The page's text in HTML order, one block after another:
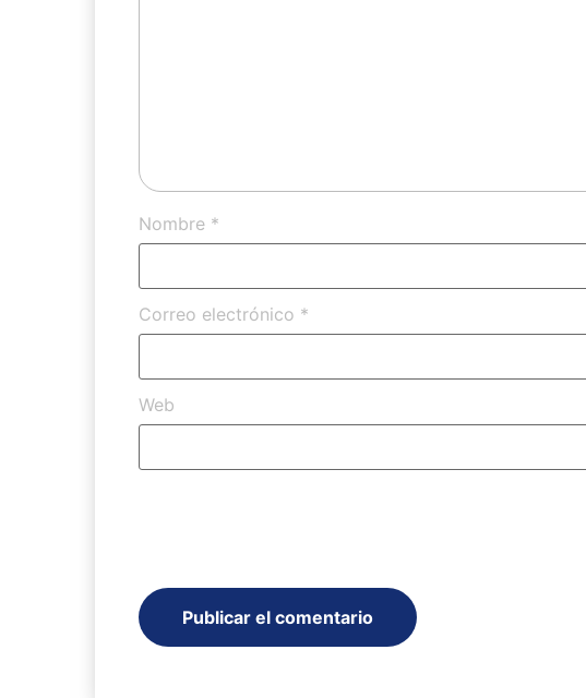
Nombre *
Correo electrónico *
Web